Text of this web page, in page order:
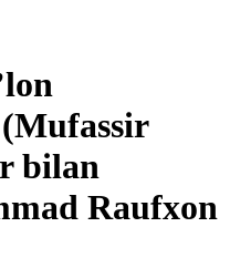
bilan
Raufxon